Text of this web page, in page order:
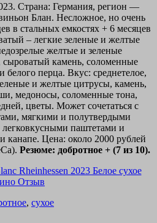
Страна: Германия, регион —
Блан. Несложное, но очень
в стальных емкостях + 6 месяцев
– легкие зеленые и желтые
желтые и зеленые
камень, соломенные
перца. Вкус: среднетелое,
и желтые цитрусы, камень,
медоносы, соломенные тона,
цветы. Может сочетаться с
мягкими и полутвердыми
паштетами и
канапе. Цена: около 2000 рублей
Резюме: добротное + (7 из 10).
, сухое